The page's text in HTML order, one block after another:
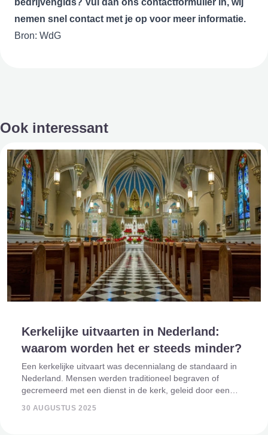
nemen snel contact met je op voor meer informatie.
Bron: WdG
Ook interessant
Kerkelijke uitvaarten in Nederland:
waarom worden het er steeds minder?
Een kerkelijke uitvaart was decennialang de standaard in
Nederland. Mensen werden traditioneel begraven of
gecremeerd met een dienst in de kerk, geleid door een
30 AUGUSTUS 2025